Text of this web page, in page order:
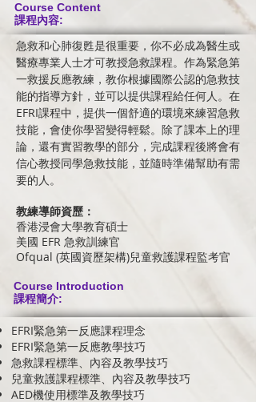
急救和心肺復甦是很重要，你不必成為醫生或
醫療專業人士才可教授急救課程。作為緊急第
一救援反應教練，教你根據國際公認的急救技
能的指導方針，並可以提供課程給任何人。在
EFRI課程中，提供一個舒適的環境來練習急救
技能，會使你學習變得輕鬆。除了課本上的理
論，還有實習教學的部分，完成課程後將會有
信心教授同學急救技能，並隨時準備幫助有需
要的人。
教練導師資歷：
香港浸會大學教育碩士
美國 EFR 急救訓練官
Ofqual (英國資歷架構)兒童救護課程監考官
Course Content
課程內容:
Course Introduction
課程簡介:
EFRI緊急第一反應課程理念
EFRI緊急第一反應教學技巧
急救課程標準、內容及教學技巧
兒童救護課程標準、內容及教學技巧
AED機使用標準及教學技巧